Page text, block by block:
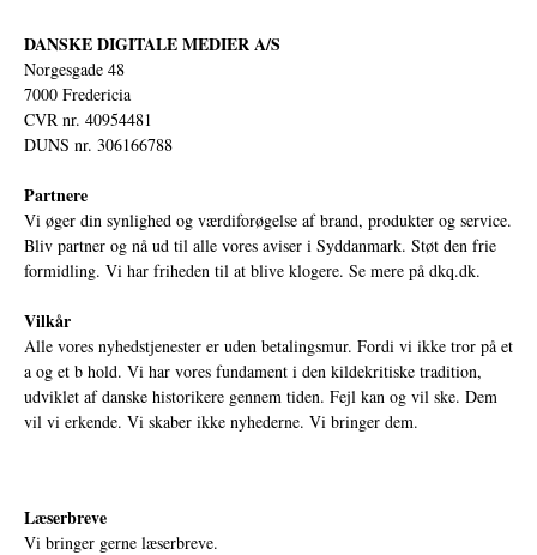
DANSKE DIGITALE MEDIER A/S
Norgesgade 48
7000 Fredericia
CVR nr. 40954481
DUNS nr. 306166788
Partnere
Vi øger din synlighed og værdiforøgelse af brand, produkter og service.
Bliv partner og nå ud til alle vores aviser i Syddanmark. Støt den frie
formidling. Vi har friheden til at blive klogere. Se mere på dkq.dk.
Vilkår
Alle vores nyhedstjenester er uden betalingsmur. Fordi vi ikke tror på et
a og et b hold. Vi har vores fundament i den kildekritiske tradition,
udviklet af danske historikere gennem tiden. Fejl kan og vil ske. Dem
vil vi erkende. Vi skaber ikke nyhederne. Vi bringer dem.
Læserbreve
Vi bringer gerne læserbreve.